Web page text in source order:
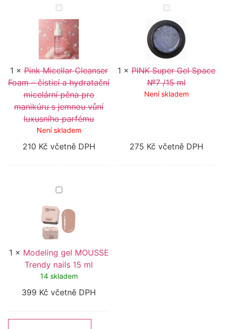
Pink
Micellar
Cleanser
Foam
–
čisticí
a
hydratační
micelární
pěna
pro
manikúru
s
jemnou
vůní
luxusního
parfému
1 ×Pink Micellar Cleanser
Foam – čisticí a hydratační
micelární pěna pro
manikúru s jemnou vůní
luxusního parfému
Není skladem
210 Kč včetně DPH
PINK
Super
Gel
Space
№7
/15
ml
1 ×PINK Super Gel Space
№7 /15 ml
Není skladem
275 Kč včetně DPH
Modeling
gel
Trendy
nails
15
ml
1 × Modeling gel MOUSSE
Trendy nails 15 ml
14 skladem
399 Kč včetně DPH